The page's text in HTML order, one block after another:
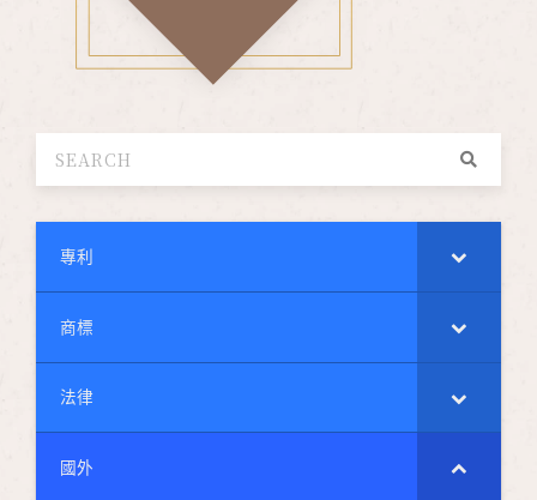
專利
商標
法律
國外